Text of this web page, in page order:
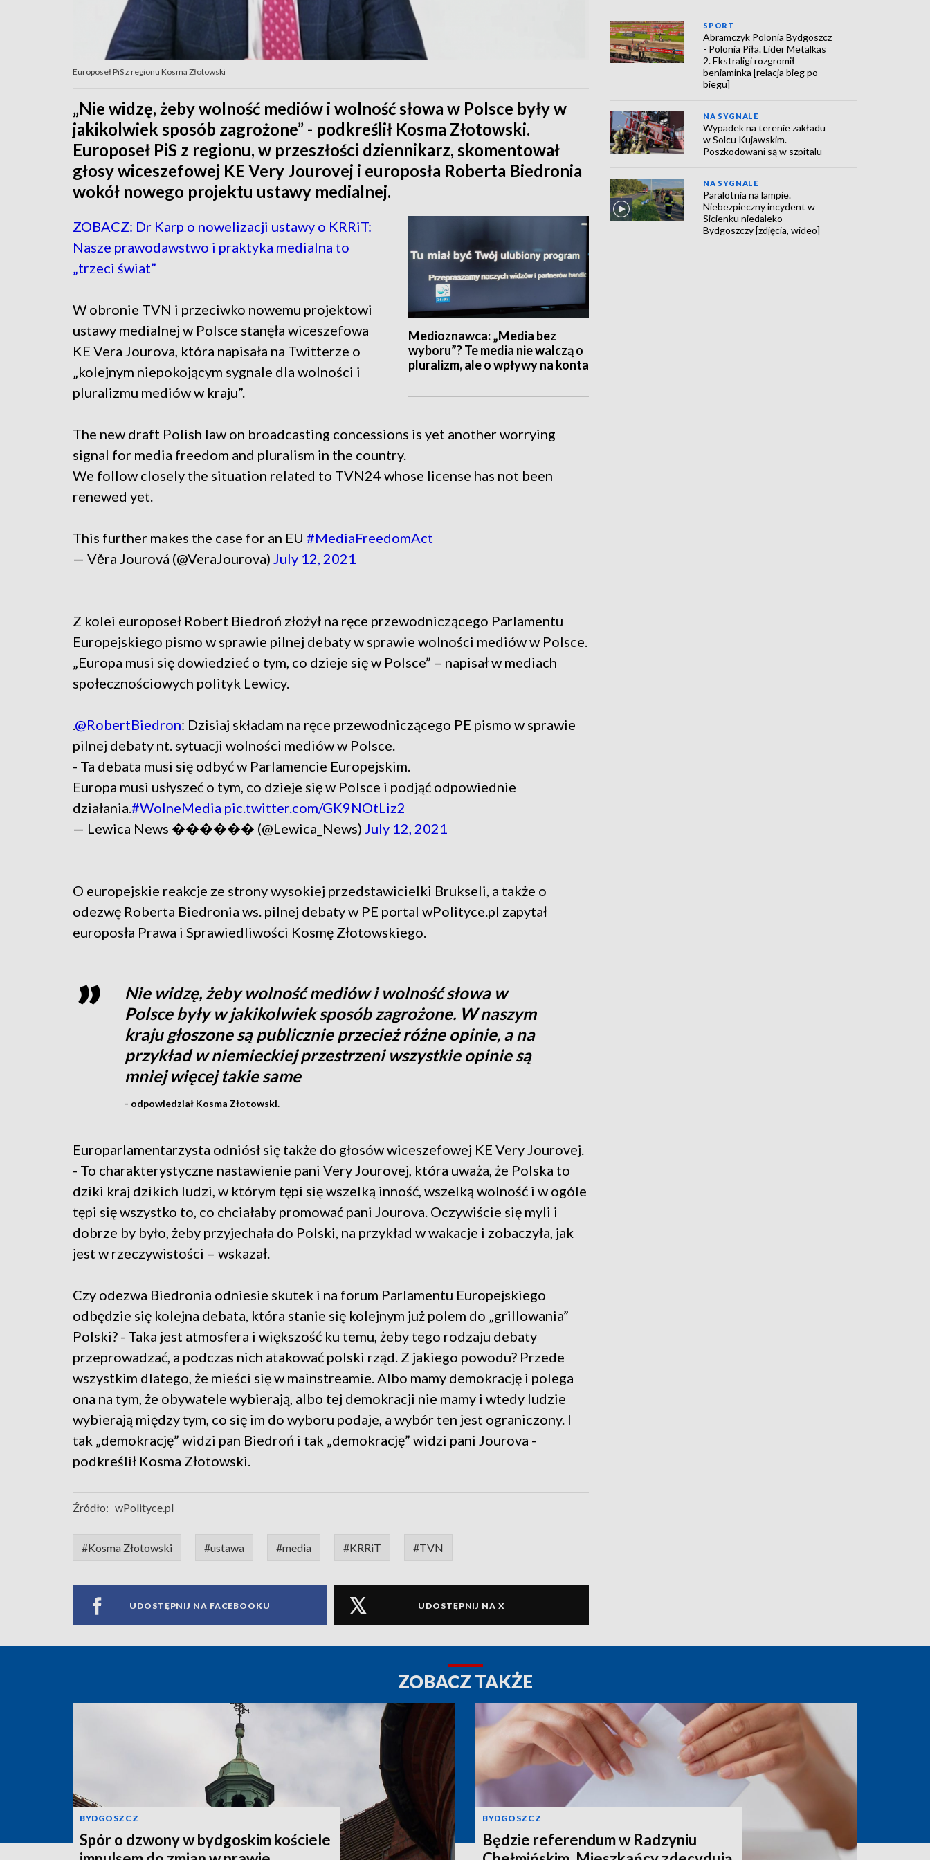
Europoseł PiS z regionu Kosma Złotowski
„Nie widzę, żeby wolność mediów i wolność słowa w Polsce były w
jakikolwiek sposób zagrożone” - podkreślił Kosma Złotowski.
Europoseł PiS z regionu, w przeszłości dziennikarz, skomentował
głosy wiceszefowej KE Very Jourovej i europosła Roberta Biedronia
wokół nowego projektu ustawy medialnej.
Medioznawca: „Media bez
wyboru”? Te media nie walczą o
pluralizm, ale o wpływy na konta
ZOBACZ: Dr Karp o nowelizacji ustawy o KRRiT:
Nasze prawodawstwo i praktyka medialna to
„trzeci świat”
W obronie TVN i przeciwko nowemu projektowi
ustawy medialnej w Polsce stanęła wiceszefowa
KE Vera Jourova, która napisała na Twitterze o
„kolejnym niepokojącym sygnale dla wolności i
pluralizmu mediów w kraju”.
The new draft Polish law on broadcasting concessions is yet another worrying
signal for media freedom and pluralism in the country.
We follow closely the situation related to TVN24 whose license has not been
renewed yet.
This further makes the case for an EU #MediaFreedomAct
— Věra Jourová (@VeraJourova) July 12, 2021
Z kolei europoseł Robert Biedroń złożył na ręce przewodniczącego Parlamentu
Europejskiego pismo w sprawie pilnej debaty w sprawie wolności mediów w Polsce.
„Europa musi się dowiedzieć o tym, co dzieje się w Polsce” – napisał w mediach
społecznościowych polityk Lewicy.
.@RobertBiedron: Dzisiaj składam na ręce przewodniczącego PE pismo w sprawie
pilnej debaty nt. sytuacji wolności mediów w Polsce.
- Ta debata musi się odbyć w Parlamencie Europejskim.
Europa musi usłyszeć o tym, co dzieje się w Polsce i podjąć odpowiednie
działania.#WolneMedia pic.twitter.com/GK9NOtLiz2
— Lewica News ��️���� (@Lewica_News) July 12, 2021
O europejskie reakcje ze strony wysokiej przedstawicielki Brukseli, a także o
odezwę Roberta Biedronia ws. pilnej debaty w PE portal wPolityce.pl zapytał
europosła Prawa i Sprawiedliwości Kosmę Złotowskiego.
Nie widzę, żeby wolność mediów i wolność słowa w
Polsce były w jakikolwiek sposób zagrożone. W naszym
kraju głoszone są publicznie przecież różne opinie, a na
przykład w niemieckiej przestrzeni wszystkie opinie są
mniej więcej takie same
- odpowiedział Kosma Złotowski.
Europarlamentarzysta odniósł się także do głosów wiceszefowej KE Very Jourovej.
- To charakterystyczne nastawienie pani Very Jourovej, która uważa, że Polska to
dziki kraj dzikich ludzi, w którym tępi się wszelką inność, wszelką wolność i w ogóle
tępi się wszystko to, co chciałaby promować pani Jourova. Oczywiście się myli i
dobrze by było, żeby przyjechała do Polski, na przykład w wakacje i zobaczyła, jak
jest w rzeczywistości – wskazał.
Czy odezwa Biedronia odniesie skutek i na forum Parlamentu Europejskiego
odbędzie się kolejna debata, która stanie się kolejnym już polem do „grillowania”
Polski? - Taka jest atmosfera i większość ku temu, żeby tego rodzaju debaty
przeprowadzać, a podczas nich atakować polski rząd. Z jakiego powodu? Przede
wszystkim dlatego, że mieści się w mainstreamie. Albo mamy demokrację i polega
ona na tym, że obywatele wybierają, albo tej demokracji nie mamy i wtedy ludzie
wybierają między tym, co się im do wyboru podaje, a wybór ten jest ograniczony. I
tak „demokrację” widzi pan Biedroń i tak „demokrację” widzi pani Jourova -
podkreślił Kosma Złotowski.
Źródło: wPolityce.pl
#Kosma Złotowski #ustawa #media #KRRiT #TVN
UDOSTĘPNIJ NA FACEBOOKU UDOSTĘPNIJ NA X
SPORT
Abramczyk Polonia Bydgoszcz
- Polonia Piła. Lider Metalkas
2. Ekstraligi rozgromił
beniaminka [relacja bieg po
biegu]
NA SYGNALE
Wypadek na terenie zakładu
w Solcu Kujawskim.
Poszkodowani są w szpitalu
NA SYGNALE
Paralotnia na lampie.
Niebezpieczny incydent w
Sicienku niedaleko
Bydgoszczy [zdjęcia, wideo]
ZOBACZ TAKŻE
BYDGOSZCZ
Spór o dzwony w bydgoskim kościele
BYDGOSZCZ
Będzie referendum w Radzyniu